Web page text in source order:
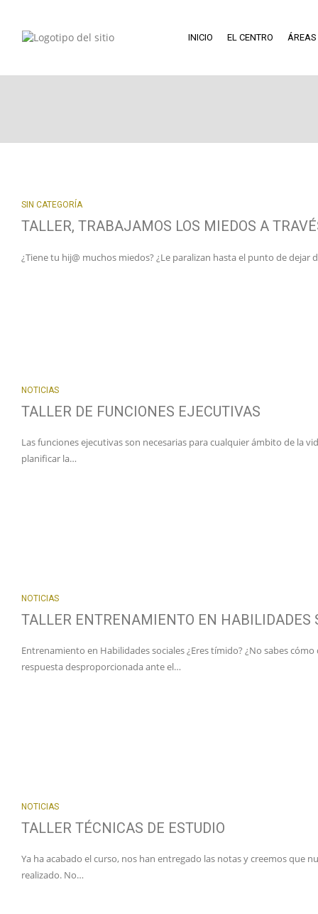
INICIO EL CENTRO ÁREAS
SIN CATEGORÍA
TALLER, TRABAJAMOS LOS MIEDOS A
¿Tiene tu hij@ muchos miedos? ¿Le paralizan hasta el punto de
NOTICIAS
TALLER DE FUNCIONES EJECUTIVAS
Las funciones ejecutivas son necesarias para cualquier ámbito de la
planificar la…
NOTICIAS
TALLER ENTRENAMIENTO EN HABILIDADES
Entrenamiento en Habilidades sociales ¿Eres tímido? ¿No sabes
respuesta desproporcionada ante el…
NOTICIAS
TALLER TÉCNICAS DE ESTUDIO
Ya ha acabado el curso, nos han entregado las notas y creemos que
realizado. No…